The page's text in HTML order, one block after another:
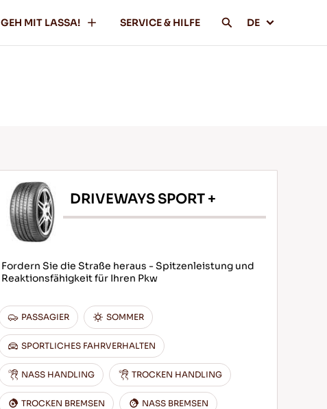
GEH MIT LASSA! SERVICE & HILFE DE
DRIVEWAYS SPORT +
Fordern Sie die Straße heraus - Spitzenleistung und
Reaktionsfähigkeit für Ihren Pkw
PASSAGIER SOMMER
SPORTLICHES FAHRVERHALTEN
NASS HANDLING TROCKEN HANDLING
TROCKEN BREMSEN NASS BREMSEN